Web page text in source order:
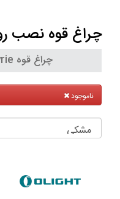
چراغ قوه نصب
چراغ قوه Olight PL-1 II Valkyrie
ناموجود